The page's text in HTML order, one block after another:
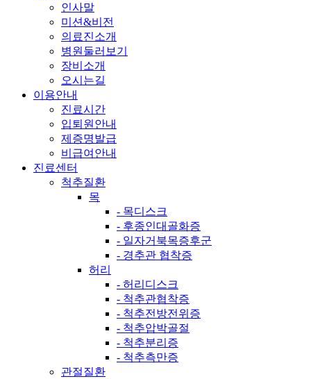
인사말
미션&비전
의료진소개
병원둘러보기
장비소개
오시는길
이용안내
진료시간
입퇴원안내
제증명발급
비급여안내
진료센터
척추질환
목
- 목디스크
- 후종인대골화증
- 일자거북목증후군
- 경추관 협착증
허리
- 허리디스크
- 척추관협착증
- 척추전방전위증
- 척추압박골절
- 척추분리증
- 척추측만증
관절질환